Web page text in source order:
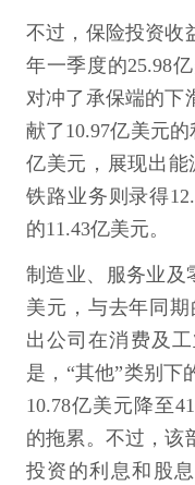
不过，保险投资收
年一季度的25.98
对冲了承保端的下
献了10.97亿美元
亿美元，展现出能
铁路业务则录得
的11.43亿美元。
制造业、服务业及
美元，与去年同
出公司在消费及
是，“其他”类别下
10.78亿美元降至
的拖累。不过，该
投资的利息和股